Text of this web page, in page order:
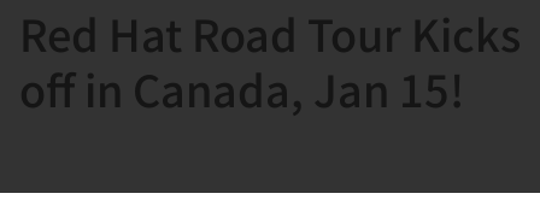
て
Red Hat Road Tour Kicks
off in Canada, Jan 15!